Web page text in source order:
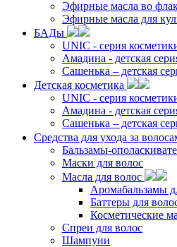
Эфирные масла во
Эфирные масла для
БАДы
UNIC - серия
Амадина - детская
Сашенька – детская
Детская косметика
UNIC - серия
Амадина - детская
Сашенька – детская
Средства для ухода за
Бальзамы-
Маски для волос
Масла для волос
Аромабальзамы
Баттеры для
Косметические
Спреи для волос
Шампуни